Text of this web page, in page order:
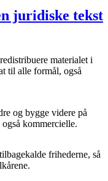
juridiske tekst
materialet i
til alle formål, også
og bygge videre på
kommercielle.
frihederne, så